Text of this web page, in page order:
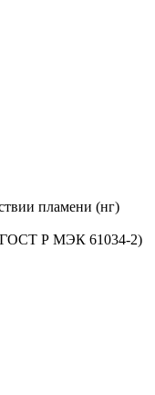
пламени (нг)
ГОСТ Р МЭК 61034-2)